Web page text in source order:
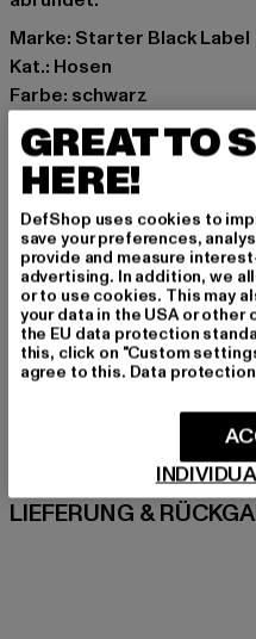
Marke: Starter Black Label
Kat.: Hosen
Farbe: schwarz
Hersteller Farbe: black
Polyester
Art.Nr: ST444-00007
Hersteller: TB
Dr.-Robert-Murjahn-
DE
GRÖSSE & PASSFORM
PFLEGEHINWEISE
LIEFERUNG &
GREAT TO
HERE!
DefShop uses cookies to
save your preferences,
provide and measure
advertising. In addition, we
or to use cookies. This may
your data in the USA or other
the EU data protection
this, click on "Custom
agree to this. Data protection